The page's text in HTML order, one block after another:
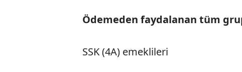
Ödemeden faydalanan tüm
SSK (4A) emeklileri